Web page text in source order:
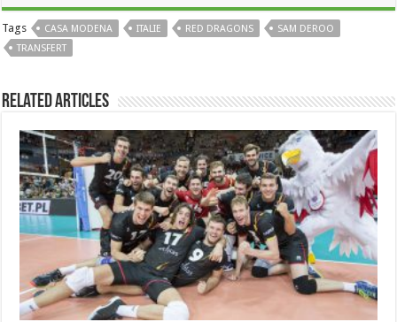
Tags CASA MODENA ITALIE RED DRAGONS
SAM DEROO
TRANSFERT
Related Articles